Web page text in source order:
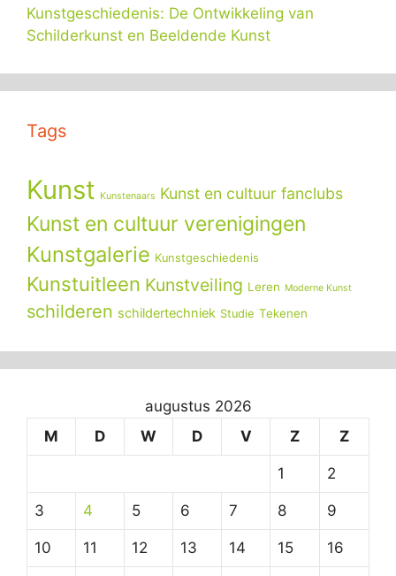
Kunstgeschiedenis: De Ontwikkeling van
Schilderkunst en Beeldende Kunst
Tags
Kunst Kunstenaars Kunst en cultuur fanclubs
Kunst en cultuur verenigingen
Kunstgalerie Kunstgeschiedenis
Kunstuitleen Kunstveiling Leren Moderne Kunst
schilderen schildertechniek Studie Tekenen
augustus 2026
M
D W D V Z Z
1 2
3 4 5 6 7 8 9
10 11 12 13 14 15 16